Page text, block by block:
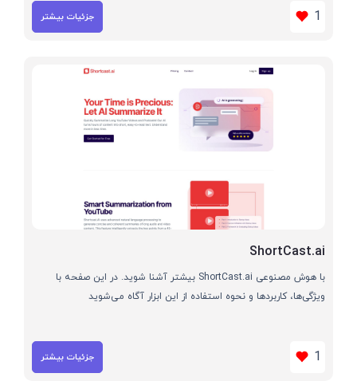
1 جزئیات بیشتر
ShortCast.ai
با هوش مصنوعی ShortCast.ai بیشتر آشنا شوید. در این صفحه با
ویژگی‌ها، کاربردها و نحوه استفاده از این ابزار آگاه می‌شوید
1 جزئیات بیشتر